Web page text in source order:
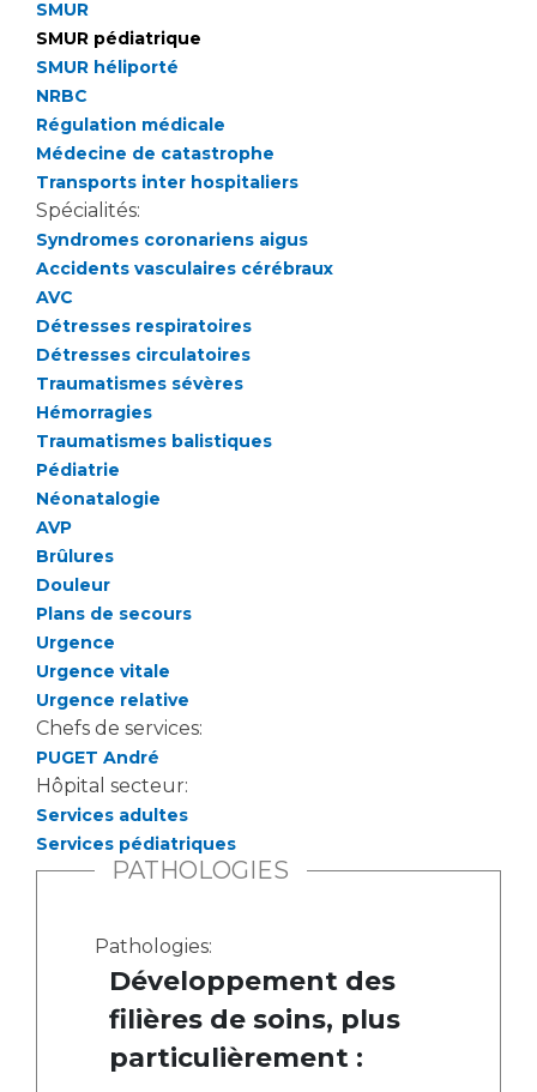
Salon des familles
Transports sanitaires
Vos droits, vos devoirs
Handicap
Handi 13
Pôle Médecine Physique et Réadaptation
Accueil sourds et malentendants
Charte Romain Jacob
Mouvement Parcours Handicap 13
Activité physique
Cancer
Médecine nucléaire
Maladies rares
Maternité Hôpital Nord
Vos représentants
La Commission Des Usagers (CDU)
Les Comités Locaux des Usagers
Le projet des usagers
Les structures de recherche
Écoles et Instituts de Formation
Plateforme des internes
Professionnels de santé
Adresser un patient
Réseaux de soins
Adresser un examen au Laboratoire de Biologie
Médicale
Radiologie / Imagerie
Cancérologie
Les pôles d'activité médicale
Adresser un examen au Laboratoire d'Infectiologie
Centres de référence Maladies Rares
Plateforme d'Expertise Maladies Rares
Presse / Multimédia
Communiqués de presse
Dossiers de presse
Fournisseurs
Rôles et missions
Liste des marchés conclus
SMUR
SMUR pédiatrique
SMUR héliporté
NRBC
Régulation médicale
Médecine de catastrophe
Transports inter hospitaliers
Spécialités:
Syndromes coronariens aigus
Accidents vasculaires cérébraux
AVC
Détresses respiratoires
Détresses circulatoires
Traumatismes sévères
Hémorragies
Traumatismes balistiques
Pédiatrie
Néonatalogie
AVP
Brûlures
Douleur
Plans de secours
Urgence
Urgence vitale
Urgence relative
Chefs de services:
PUGET André
Hôpital secteur:
Services adultes
Services pédiatriques
PATHOLOGIES
Pathologies:
Développement des
filières de soins, plus
particulièrement :